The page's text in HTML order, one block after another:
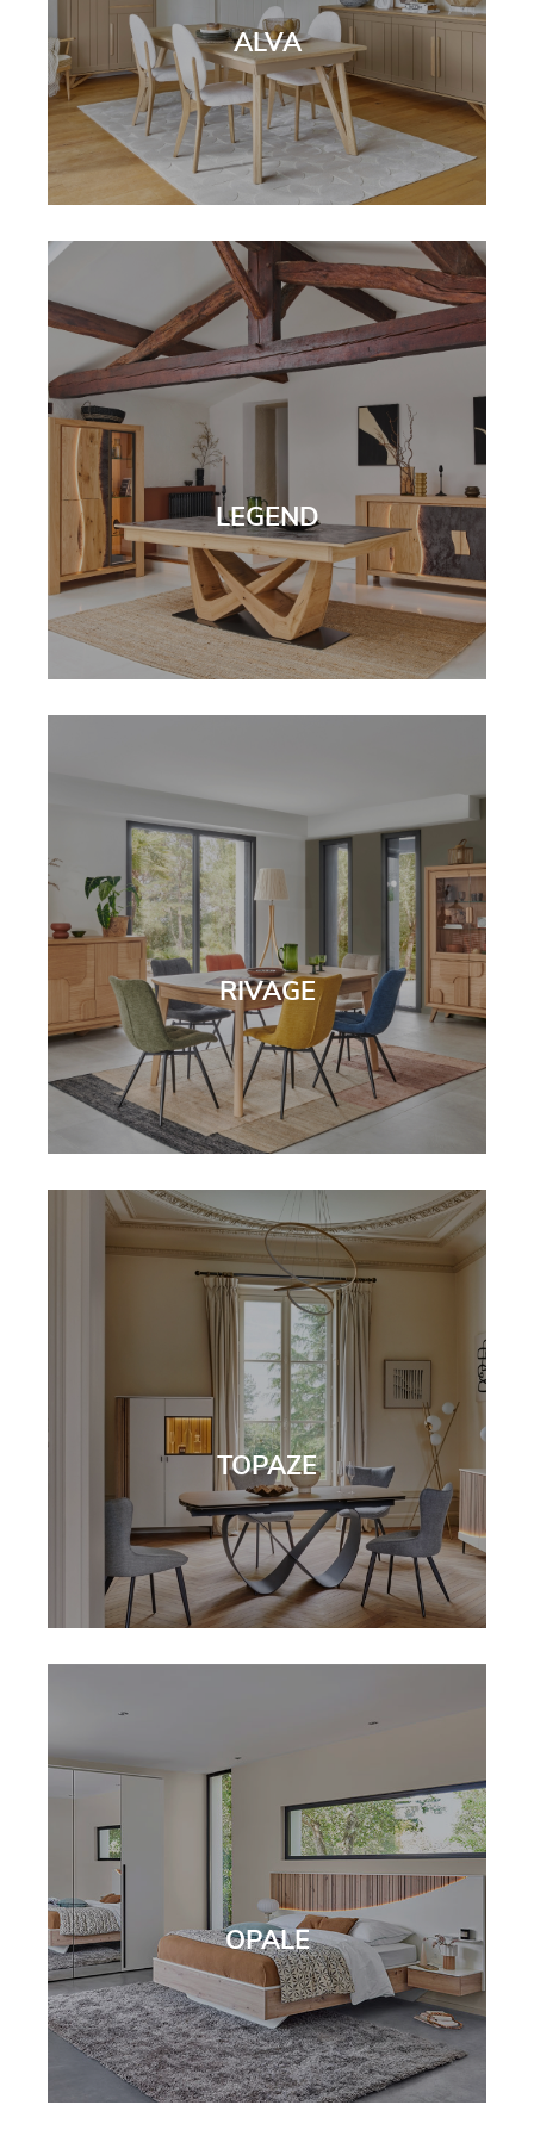
ALVA
LEGEND
RIVAGE
TOPAZE
OPALE